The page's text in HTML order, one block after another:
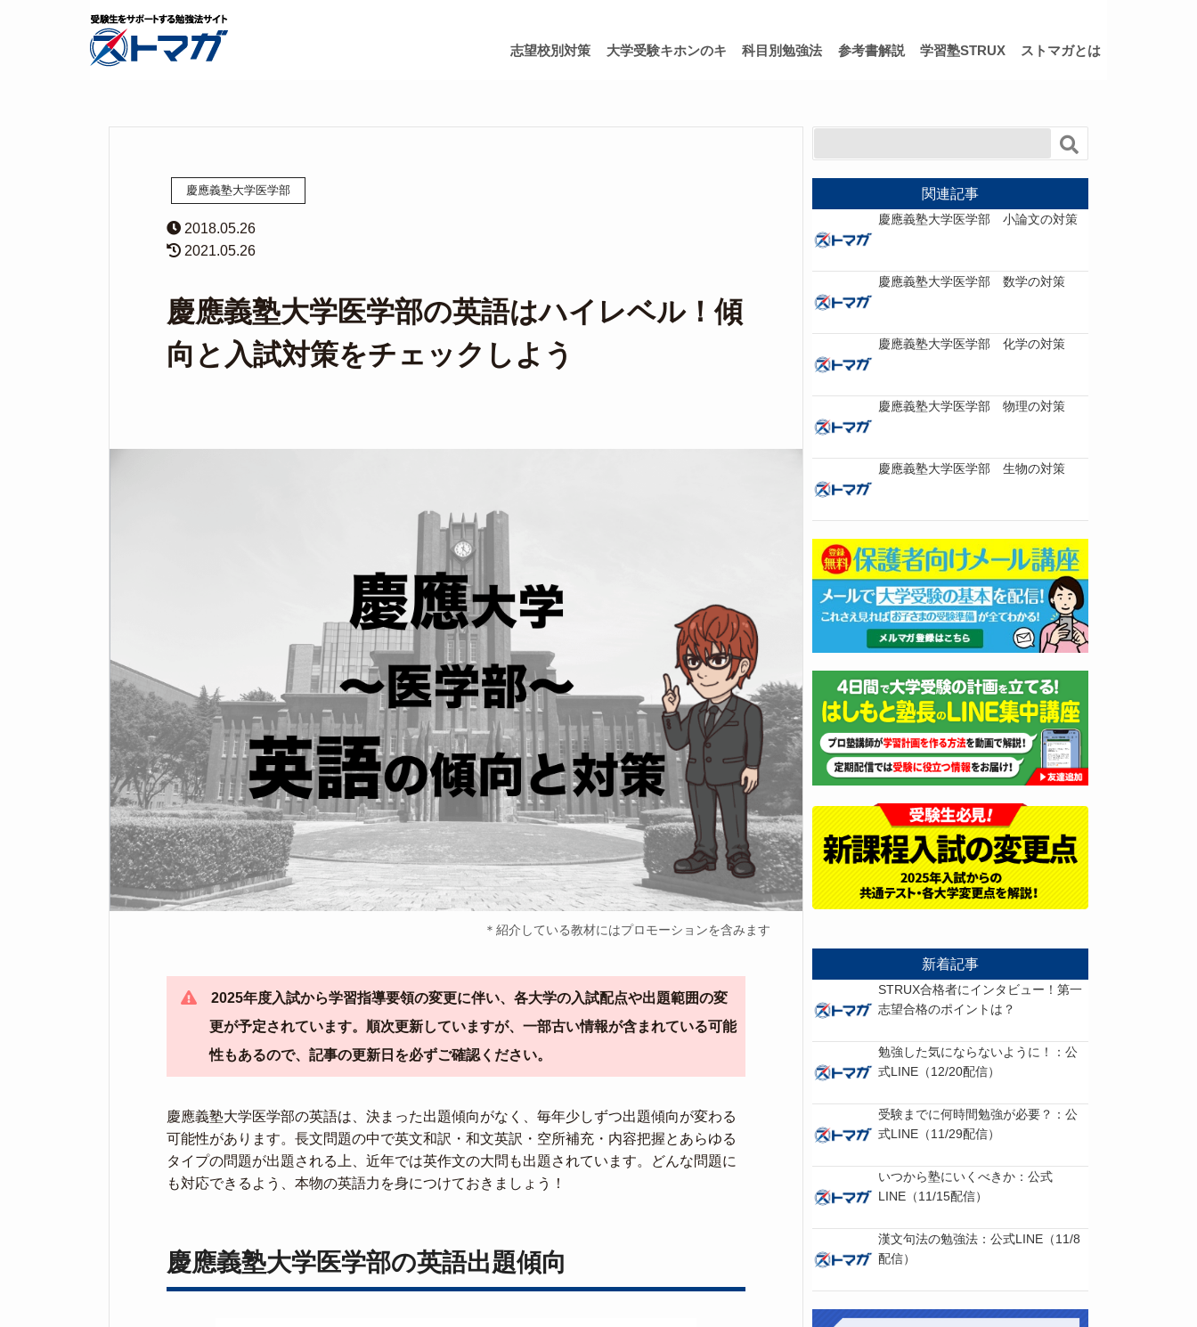
志望校別対策 大学受験キホンのキ 科目別勉強法 参考書解説 学習塾STRUX ストマガとは
慶應義塾大学医学部
2018.05.26
2021.05.26
慶應義塾大学医学部の英語はハイレベル！傾
向と入試対策をチェックしよう
＊紹介している教材にはプロモーションを含みます
2025年度入試から学習指導要領の変更に伴い、各大学の入試配点や出題範囲の変
更が予定されています。順次更新していますが、一部古い情報が含まれている可能
性もあるので、記事の更新日を必ずご確認ください。
慶應義塾大学医学部の英語は、決まった出題傾向がなく、毎年少しずつ出題傾向が変わる
可能性があります。長文問題の中で英文和訳・和文英訳・空所補充・内容把握とあらゆる
タイプの問題が出題される上、近年では英作文の大問も出題されています。どんな問題に
も対応できるよう、本物の英語力を身につけておきましょう！
慶應義塾大学医学部の英語出題傾向
関連記事
慶應義塾大学医学部 小論文の対策
慶應義塾大学医学部 数学の対策
慶應義塾大学医学部 化学の対策
慶應義塾大学医学部 物理の対策
慶應義塾大学医学部 生物の対策
新着記事
STRUX合格者にインタビュー！第一
志望合格のポイントは？
勉強した気にならないように！：公
式LINE（12/20配信）
受験までに何時間勉強が必要？：公
式LINE（11/29配信）
いつから塾にいくべきか：公式
LINE（11/15配信）
漢文句法の勉強法：公式LINE（11/8
配信）